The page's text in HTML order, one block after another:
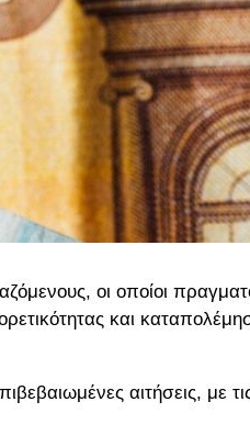
οι οποίοι
και
αιτήσεις, με